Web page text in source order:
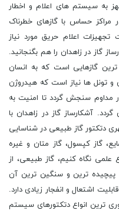
به سیستم های اعلام و اخطار
حساس با گازهای خطرناک
اعلام حریق مورد نیاز
گاز در زاهدان را هم بگنجانید.
گازهایی است که به انسان
تونل ها نیاز است که هیدروژن
مداوم سنجش گردد تا امنیت به
آشکارساز گاز در زاهدان با
دتکتور گاز طبیعی در شناسایی
گاز کپسول، گاز متان و غیره
نگاه کنیم، گاز طبیعی، از
پیچیده ترین و سنگین ترین آن
اشتعال و انفجار زیادی دارد.
ترین انواع دتکتورهای سیستم